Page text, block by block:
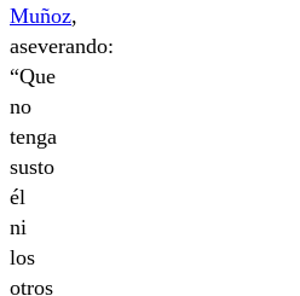
Muñoz,
aseverando:
“Que
no
tenga
susto
él
ni
los
otros